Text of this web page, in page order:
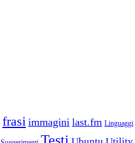
frasi immagini last.fm Linguaggi
Testi